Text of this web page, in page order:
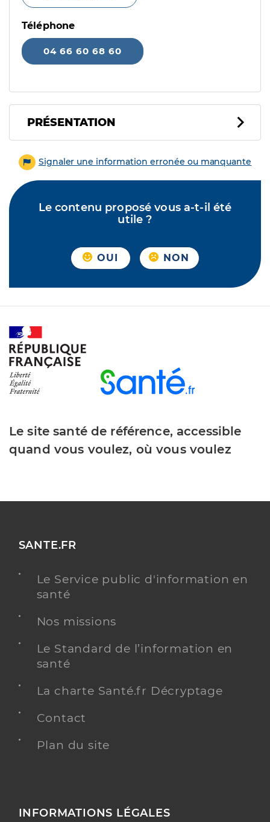
Téléphone
04 66 60 68 60
PRÉSENTATION
Signaler une information erronée ou manquante
Le contenu proposé vous a-t-il été
utile ?
OUI NON
Le site santé de référence, accessible
quand vous voulez, où vous voulez
SANTE.FR
Le Service public d'information en
santé
Nos missions
Le Standard de l’information en
santé
La charte Santé.fr Décryptage
Contact
Plan du site
INFORMATIONS LÉGALES